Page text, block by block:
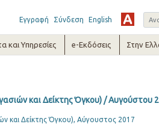
Εγγραφή Σύνδεση English
και Υπηρεσίες e-Εκδόσεις Στην
και Δείκτης Όγκου) / Αυγούστου
και Δείκτης Όγκου), Αύγουστος 2017